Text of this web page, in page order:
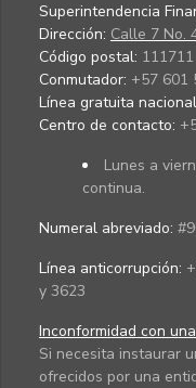
Superintendencia
Dirección: Calle 7 No.
Código postal: 111711
Conmutador: +57 601
Línea gratuita
Centro de contacto:
Lunes a
continua.
Numeral abreviado:
Línea anticorrupción:
y 3623
Inconformidad con
Si necesita instaurar
ofrecidos por una